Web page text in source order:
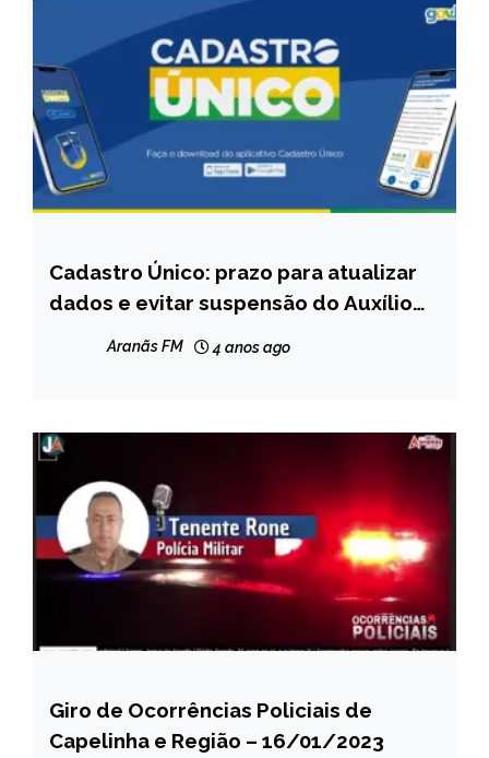
BRASIL
CAPELINHA
NOTÍCIAS
Cadastro Único: prazo para atualizar
dados e evitar suspensão do Auxílio
Aranãs FM 4 anos ago
CAPELINHA
NOTÍCIAS
Giro de Ocorrências Policiais de
Capelinha e Região – 16/01/2023